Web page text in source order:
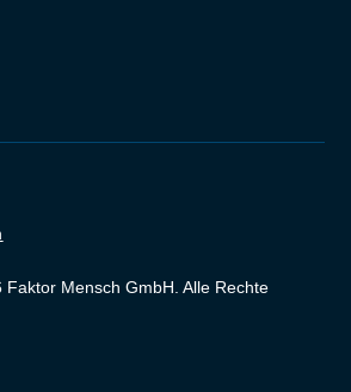
Mensch GmbH. Alle Rechte